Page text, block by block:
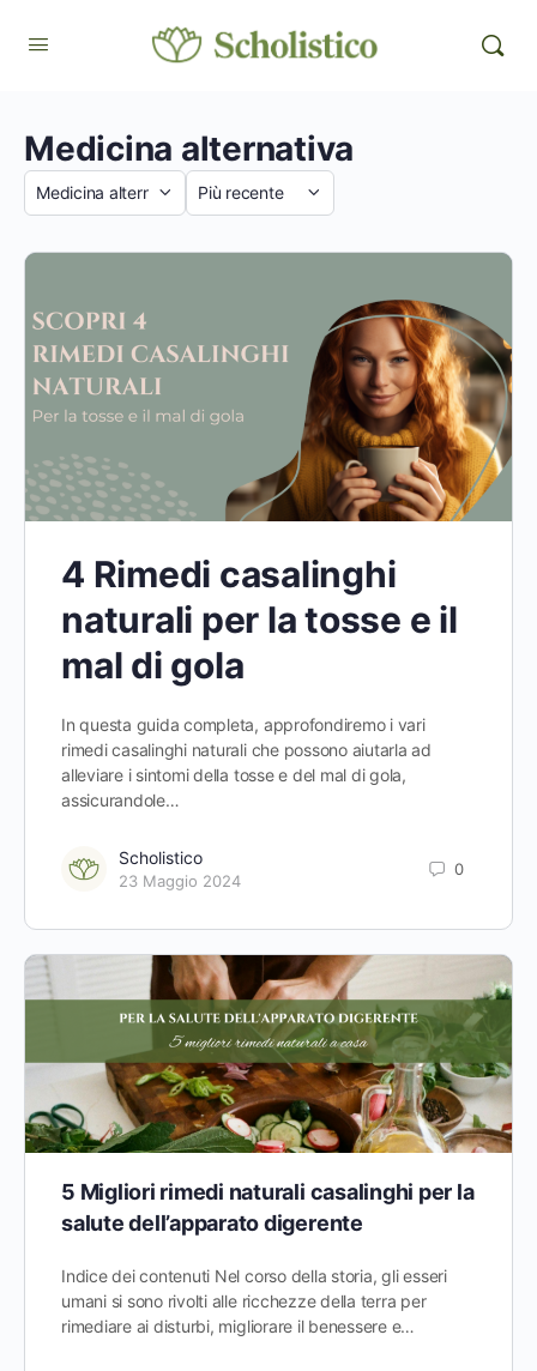
Medicina alternativa
Categoria
Sort
4 Rimedi casalinghi
naturali per la tosse e il
mal di gola
In questa guida completa, approfondiremo i vari
rimedi casalinghi naturali che possono aiutarla ad
alleviare i sintomi della tosse e del mal di gola,
assicurandole…
Scholistico
23 Maggio 2024
0
5 Migliori rimedi naturali casalinghi per la
salute dell’apparato digerente
Indice dei contenuti Nel corso della storia, gli esseri
umani si sono rivolti alle ricchezze della terra per
rimediare ai disturbi, migliorare il benessere e…